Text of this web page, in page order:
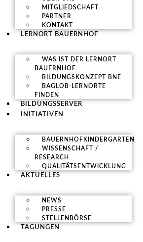
MITGLIEDSCHAFT
PARTNER
KONTAKT
LERNORT BAUERNHOF
WAS IST DER LERNORT
BAUERNHOF
BILDUNGSKONZEPT BNE
BAGLOB-LERNORTE
FINDEN
BILDUNGSSERVER
INITIATIVEN
BAUERNHOFKINDERGARTEN
WISSENSCHAFT /
RESEARCH
QUALITÄTSENTWICKLUNG
AKTUELLES
NEWS
PRESSE
STELLENBÖRSE
TAGUNGEN